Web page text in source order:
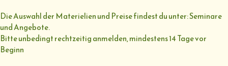
Die Auswahl der Materielien und Preise findest du unter: Seminare
und Angebote.
Bitte unbedingt rechtzeitig anmelden, mindestens 14 Tage vor
Beginn